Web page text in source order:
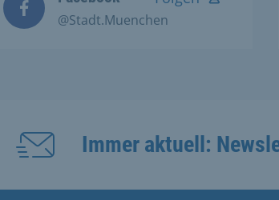
@Stadt.Muenchen
Immer aktuell: